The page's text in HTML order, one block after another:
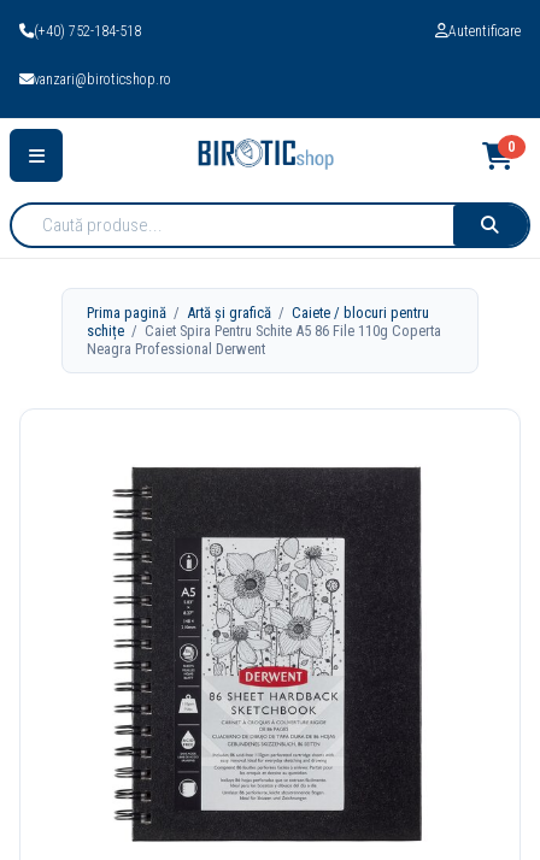
(+40) 752-184-518
vanzari@biroticshop.ro
Autentificare
Cauta
produse:
0
Prima pagină /Artă și grafică /Caiete / blocuri pentru
schițe / Caiet Spira Pentru Schite A5 86 File 110g Coperta
Neagra Professional Derwent